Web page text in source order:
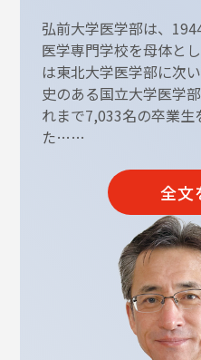
弘前大学医学部は、
医学専門学校を母体と
は東北大学医学部に次
史のある国立大学医学
れまで7,033名の卒業
た……
全文